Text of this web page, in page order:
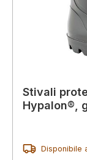
Stivali
Hypalon®,
Disponibile